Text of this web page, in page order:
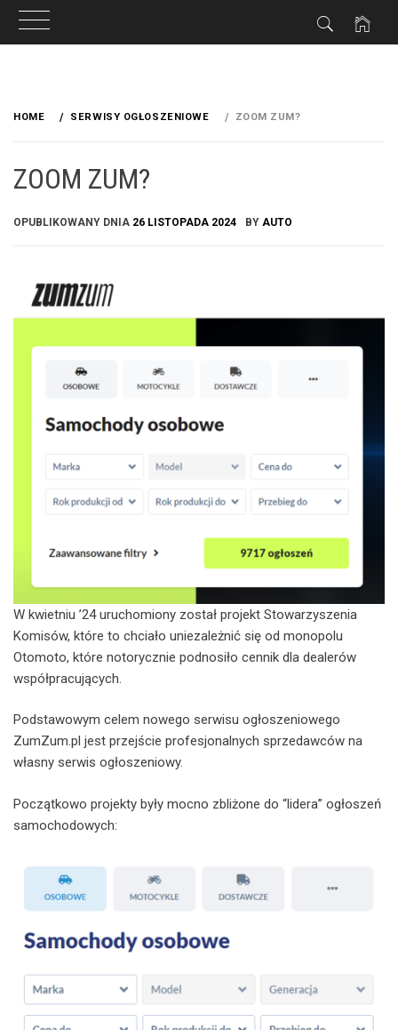
HOME SERWISY OGŁOSZENIOWE ZOOM ZUM?
ZOOM ZUM?
OPUBLIKOWANY DNIA 26 LISTOPADA 2024 BY AUTO
W kwietniu ’24 uruchomiony został projekt Stowarzyszenia
Komisów, które to chciało uniezależnić się od monopolu
Otomoto, które notorycznie podnosiło cennik dla dealerów
współpracujących.
Podstawowym celem nowego serwisu ogłoszeniowego
ZumZum.pl jest przejście profesjonalnych sprzedawców na
własny serwis ogłoszeniowy.
Początkowo projekty były mocno zbliżone do “lidera” ogłoszeń
samochodowych: